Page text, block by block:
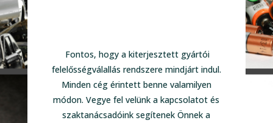
Fontos, hogy a kiterjesztett gyártói
felelősségválallás rendszere mindjárt indul.
Minden cég érintett benne valamilyen
módon. Vegye fel velünk a kapcsolatot és
szaktanácsadóink segítenek Önnek a